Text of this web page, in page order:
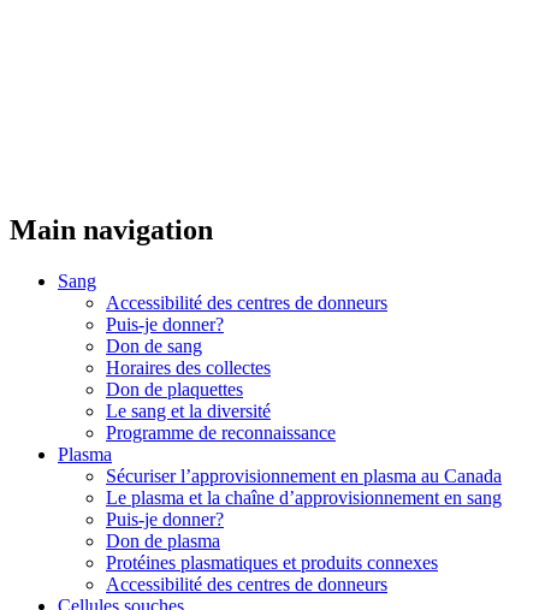
Main navigation
Sang
Accessibilité des centres de donneurs
Puis-je donner?
Don de sang
Horaires des collectes
Don de plaquettes
Le sang et la diversité
Programme de reconnaissance
Plasma
Sécuriser l’approvisionnement en plasma au Canada
Le plasma et la chaîne d’approvisionnement en sang
Puis-je donner?
Don de plasma
Protéines plasmatiques et produits connexes
Accessibilité des centres de donneurs